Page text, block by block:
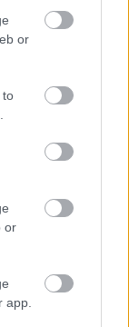
or
to
or
app.
Ugochukwu
kitartott, így
átvette az
viszont nyolc
Brando Badoer